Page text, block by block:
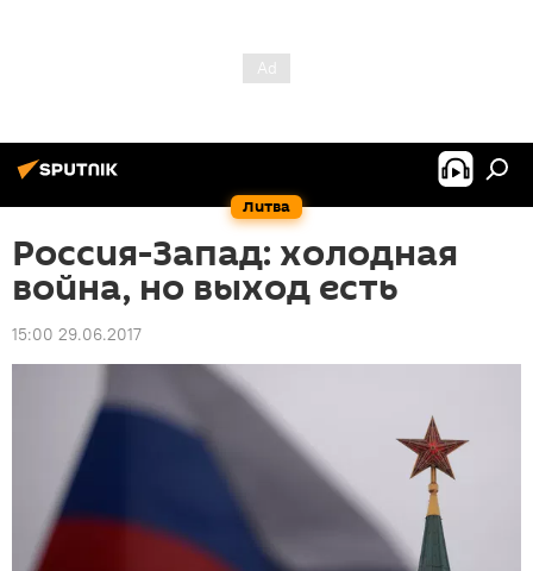
Литва
Россия-Запад: холодная
война, но выход есть
15:00 29.06.2017